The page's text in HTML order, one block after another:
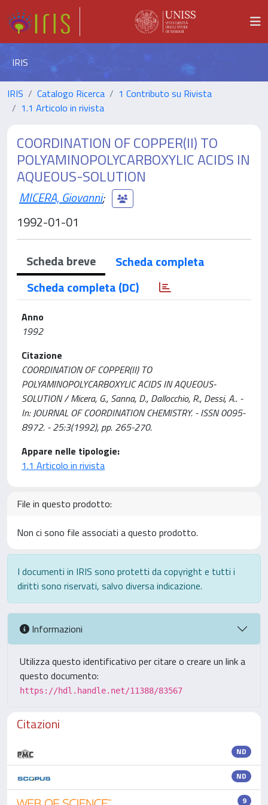
IRIS
IRIS Catalogo Ricerca
1 Contributo su Rivista
1.1 Articolo in rivista
COORDINATION OF COPPER(II) TO
POLYAMINOPOLYCARBOXYLIC ACIDS IN
AQUEOUS-SOLUTION
MICERA, Giovanni;
1992-01-01
Scheda breve
Scheda completa
Scheda completa (DC)
Anno
1992
Citazione
COORDINATION OF COPPER(II) TO
POLYAMINOPOLYCARBOXYLIC ACIDS IN AQUEOUS-
SOLUTION / Micera, G., Sanna, D., Dallocchio, R., Dessi, A.. -
In: JOURNAL OF COORDINATION CHEMISTRY. - ISSN 0095-
8972. - 25:3(1992), pp. 265-270.
Appare nelle tipologie:
1.1 Articolo in rivista
File in questo prodotto:
Non ci sono file associati a questo prodotto.
I documenti in IRIS sono protetti da copyright e tutti i
diritti sono riservati, salvo diversa indicazione.
Informazioni
Utilizza questo identificativo per citare o creare un link a
questo documento:
https://hdl.handle.net/11388/83567
Citazioni
ND
ND
9